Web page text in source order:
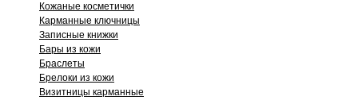
Кожаные косметички
Карманные ключницы
Записные книжки
Бары из кожи
Браслеты
Брелоки из кожи
Визитницы карманные